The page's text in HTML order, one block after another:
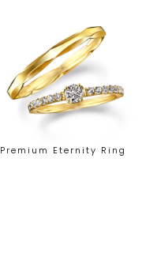
Premium Eternity Ring